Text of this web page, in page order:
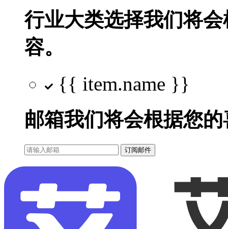
行业大类选择我们将
容。
{{ item.name }}
邮箱我们将会根据您
订阅邮件